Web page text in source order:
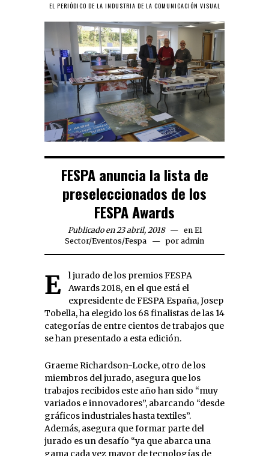
EL PERIÓDICO DE LA INDUSTRIA DE LA COMUNICACIÓN VISUAL
FESPA anuncia la lista de
preseleccionados de los
FESPA Awards
Publicado en 23 abril, 2018 en El
Sector/Eventos/Fespa por admin
El jurado de los premios FESPA
Awards 2018, en el que está el
expresidente de FESPA España, Josep
Tobella, ha elegido los 68 finalistas de las 14
categorías de entre cientos de trabajos que
se han presentado a esta edición.
Graeme Richardson-Locke, otro de los
miembros del jurado, asegura que los
trabajos recibidos este año han sido “muy
variados e innovadores”, abarcando “desde
gráficos industriales hasta textiles”.
Además, asegura que formar parte del
jurado es un desafío “ya que abarca una